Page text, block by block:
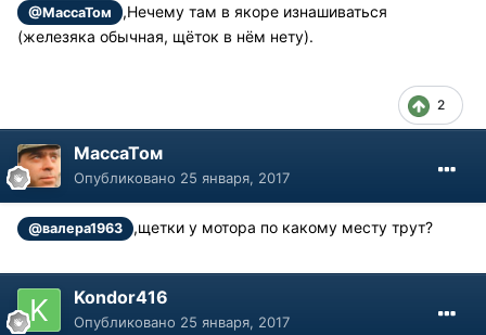
@МассаТом
,Нечему там в якоре изнашиваться
(железяка обычная, щёток в нём нету).
2
МассаТом
Опубликовано 25 января, 2017
@валера1963 ,щетки у мотора по какому месту трут?
Kondor416
Опубликовано 25 января, 2017